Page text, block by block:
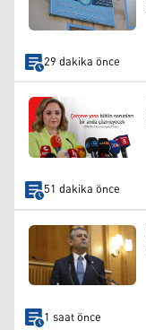
29 dakika önce
51 dakika önce
1 saat önce